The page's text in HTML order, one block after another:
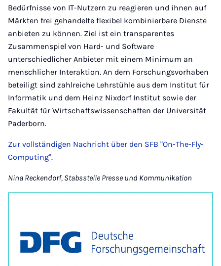
Bedürfnisse von IT-Nutzern zu reagieren und ihnen auf
Märkten frei gehandelte flexibel kombinierbare Dienste
anbieten zu können. Ziel ist ein transparentes
Zusammenspiel von Hard- und Software
unterschiedlicher Anbieter mit einem Minimum an
menschlicher Interaktion. An dem Forschungsvorhaben
beteiligt sind zahlreiche Lehrstühle aus dem Institut für
Informatik und dem Heinz Nixdorf Institut sowie der
Fakultät für Wirtschaftswissenschaften der Universität
Paderborn.
Zur vollständigen Nachricht über den SFB "On-The-Fly-
Computing".
Nina Reckendorf, Stabsstelle Presse und Kommunikation